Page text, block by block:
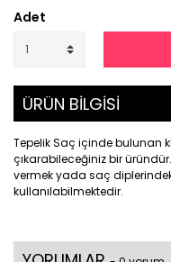
Adet
ÜRÜN BİLGİSİ
Tepelik Saç içinde bulunan
çıkarabileceğiniz bir
vermek yada saç
kullanılabilmektedir.